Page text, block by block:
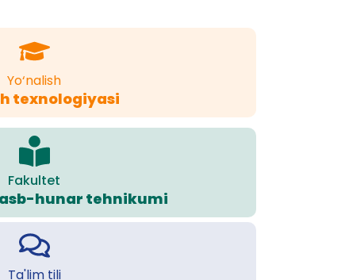
Yo‘nalish
texnologiyasi
Fakultet
hunar tehnikumi
Ta'lim tili